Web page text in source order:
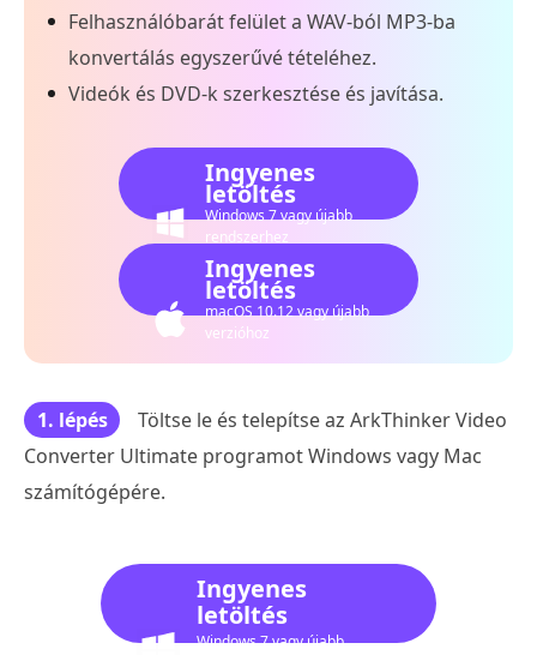
Felhasználóbarát felület a WAV-ból MP3-ba
konvertálás egyszerűvé tételéhez.
Videók és DVD-k szerkesztése és javítása.
Ingyenes
letöltés
Windows 7 vagy újabb
rendszerhez
Ingyenes
letöltés
macOS 10.12 vagy újabb
verzióhoz
1. lépés
Töltse le és telepítse az ArkThinker Video
Converter Ultimate programot Windows vagy Mac
számítógépére.
Ingyenes
letöltés
Windows 7 vagy újabb